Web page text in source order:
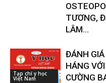
TƯƠNG,
LÂM...
Tạp chí y học
Việt Nam
ĐÁNH GIÁ
HÁNG
CƯỜNG